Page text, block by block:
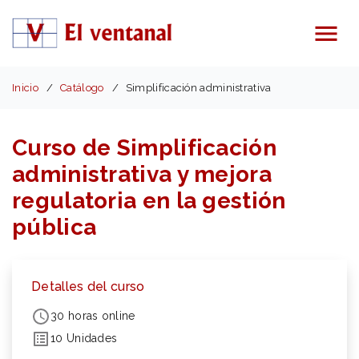
Menú
Inicio Catálogo Simplificación administrativa
Curso de Simplificación
administrativa y mejora
regulatoria en la gestión
pública
Detalles del curso
30 horas online
10 Unidades